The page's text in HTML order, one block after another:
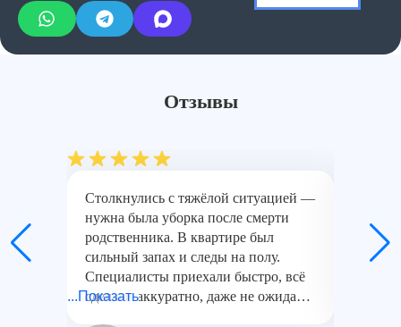
Отзывы
Столкнулись с тяжёлой ситуацией —
нужна была уборка после смерти
родственника. В квартире был
сильный запах и следы на полу.
Специалисты приехали быстро, всё
сделали аккуратно, даже не ожидали,
...Показать
всё